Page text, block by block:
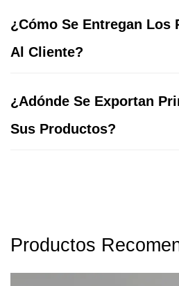
¿Cómo Se Entregan Los
Al Cliente?
¿Adónde Se Exportan
Sus Productos?
Productos